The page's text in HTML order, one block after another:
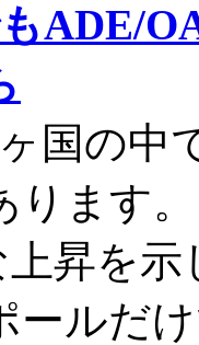
ADE/
国の中
ります
上昇を
ールだ